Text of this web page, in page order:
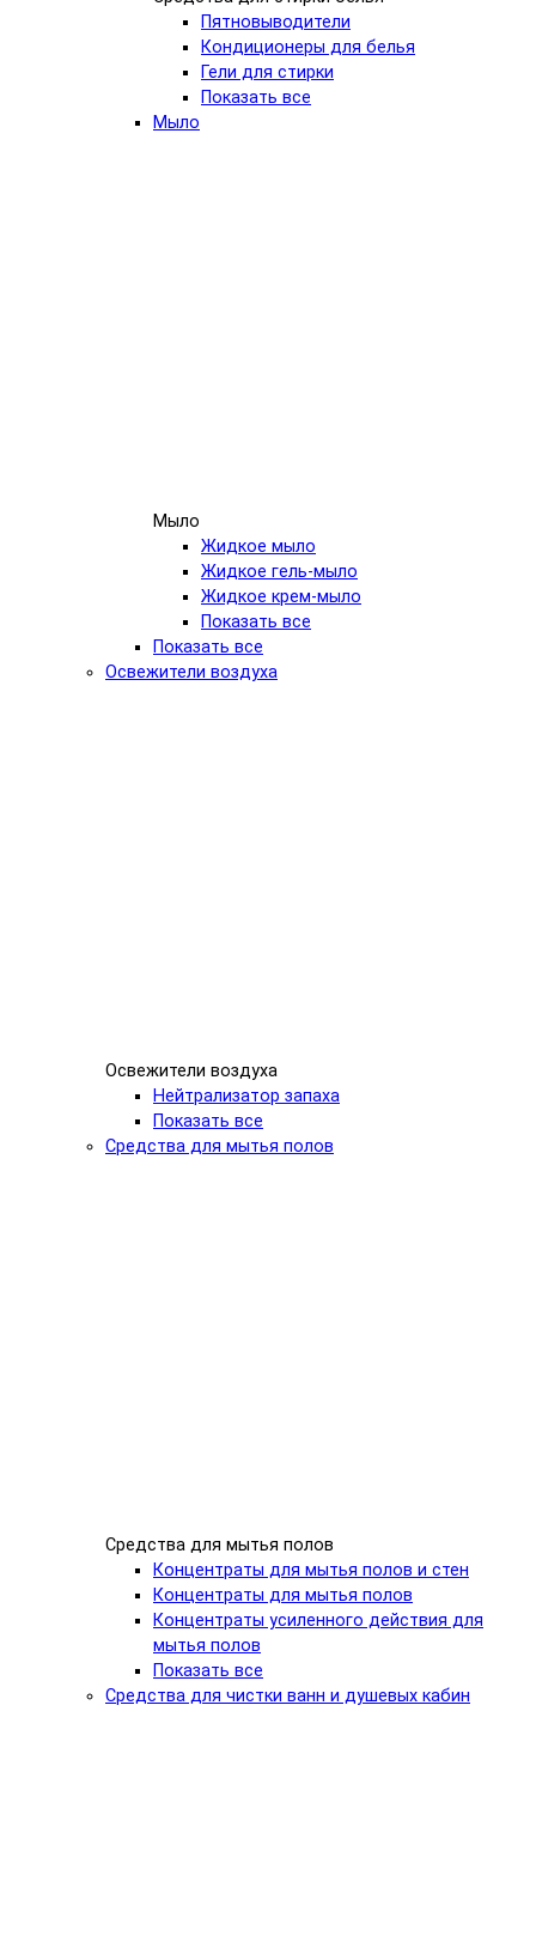
Пятновыводители
Кондиционеры для белья
Гели для стирки
Показать все
Мыло
Мыло
Жидкое мыло
Жидкое гель-мыло
Жидкое крем-мыло
Показать все
Показать все
Освежители воздуха
Освежители воздуха
Нейтрализатор запаха
Показать все
Средства для мытья полов
Средства для мытья полов
Концентраты для мытья полов и стен
Концентраты для мытья полов
Концентраты усиленного действия для
мытья полов
Показать все
Средства для чистки ванн и душевых кабин